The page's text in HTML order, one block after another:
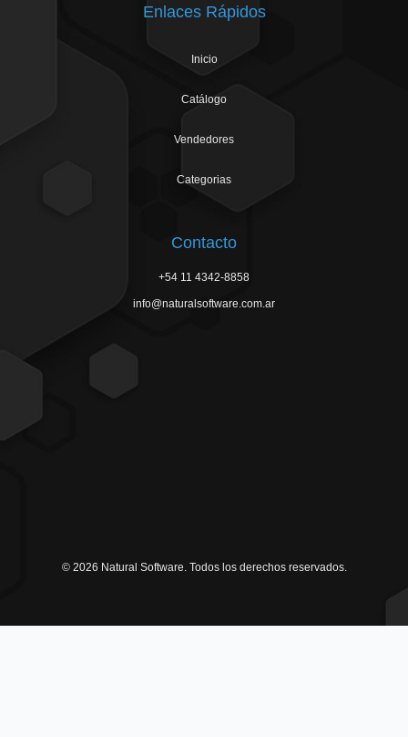
Enlaces Rápidos
Inicio
Catálogo
Vendedores
Categorias
Contacto
+54 11 4342-8858
info@naturalsoftware.com.ar
© 2026 Natural Software. Todos los derechos reservados.